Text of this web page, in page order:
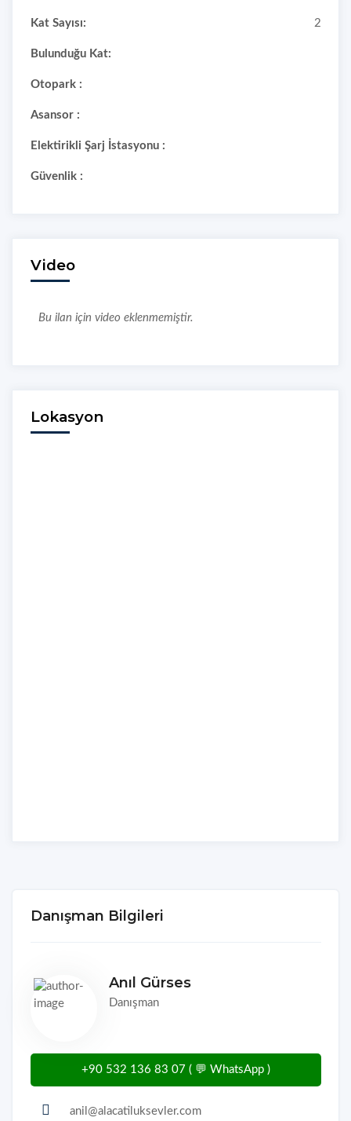
Kat Sayısı: 2
Bulunduğu Kat:
Otopark :
Asansor :
Elektirikli Şarj İstasyonu :
Güvenlik :
Video
Bu ilan için video eklenmemiştir.
Lokasyon
Danışman Bilgileri
Anıl Gürses
Danışman
+90 532 136 83 07 ( 💬 WhatsApp )
anil@alacatiluksevler.com